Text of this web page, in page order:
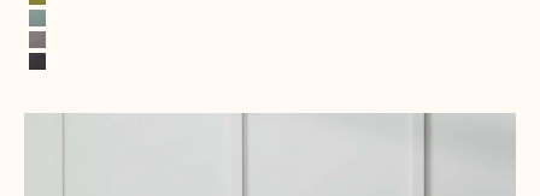
Mosterdgroen
Watergroen
Grijs
Donkergrijs